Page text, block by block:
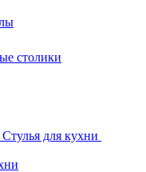
столики
Стулья для кухни